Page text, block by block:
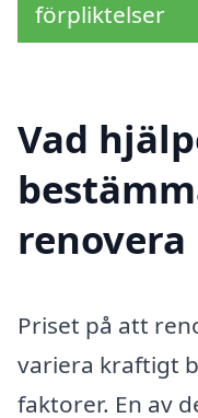
förpliktelser
Vad
renovera
Priset på att
variera kraftigt
faktorer. En av